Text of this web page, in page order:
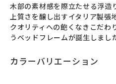
⽊部の素材感を際⽴たせる浮造
上質さを醸し出すイタリア製張
クオリティへの飽くなきこだわ
うベッドフレームが誕⽣しまし
カラーバリエーション